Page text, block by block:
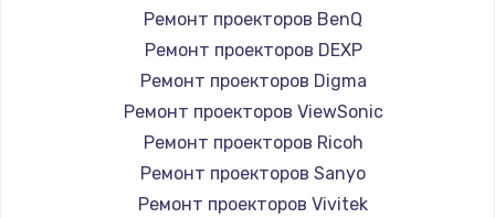
Ремонт проекторов BenQ
Ремонт проекторов DEXP
Ремонт проекторов Digma
Ремонт проекторов ViewSonic
Ремонт проекторов Ricoh
Ремонт проекторов Sanyo
Ремонт проекторов Vivitek